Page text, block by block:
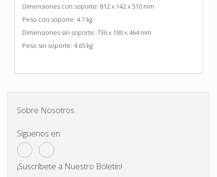
Dimensiones con soporte: 812 x 142 x 510 mm
Peso con soporte: 4.7 kg
Dimensiones sin soporte: 736 x 180 x 464 mm
Peso sin soporte: 4.65 kg
Sobre Nosotros
Síguenos en:
¡Suscríbete a Nuestro Boletín!